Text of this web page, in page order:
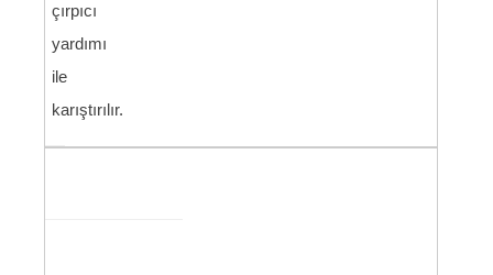
çırpıcı
yardımı
ile
karıştırılır.